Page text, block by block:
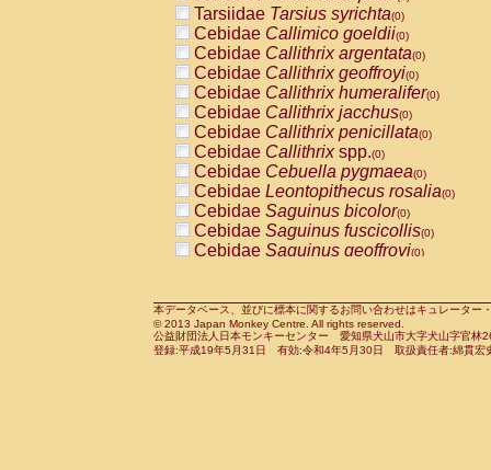
PitheciidaeCallicebus donacophilus
PitheciidaeCallicebus moloch
PitheciidaeCallicebus torquatus
PitheciidaeCallicebusspp.(0)
PitheciidaeChiropotes satanas(0)
PitheciidaePithecia monachus
PitheciidaePithecia pithecia(0)
CercopithecidaeCercocebus agilis
CercopithecidaeCercocebus
CercopithecidaeCercocebus
CercopithecidaeCercocebus
CercopithecidaeCercocebus
CercopithecidaeCercocebushybrid
CercopithecidaePapio anubis(0)
CercopithecidaePapio cynocephalus
CercopithecidaePapio hamadryas(0)
Tarsiidae Tarsius syrichta(0)
Cebidae Callimico goeldii(0)
Cebidae Callithrix argentata(0)
Cebidae Callithrix geoffroyi(0)
Cebidae Callithrix humeralifer(0)
Cebidae Callithrix jacchus(0)
Cebidae Callithrix penicillata(0)
Cebidae Callithrixspp.(0)
Cebidae Cebuella pygmaea(0)
Cebidae Leontopithecus rosalia(0)
Cebidae Saguinus bicolor(0)
Cebidae Saguinus fuscicollis(0)
Cebidae Saguinus geoffroyi(0)
CebidaeSaguinus leucopus(0)
CebidaeSaguinus midas(0)
Cebidae Saguinus mystax(0)
本データベース、並びに標本に関するお問い合わせはキュレータ
© 2013 Japan Monkey Centre. All rights reserved.
公益財団法人日本モンキーセンター 愛知県犬山市大字犬山字官
登録:平成19年5月31日 有効:令和4年5月30日 取扱責任者:綿貫宏